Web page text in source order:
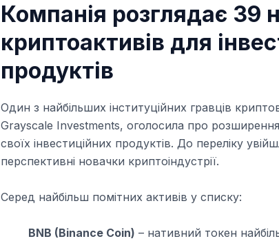
Компанія розглядає 39
криптоактивів для
продуктів
Один з найбільших інституційних гравців
Grayscale Investments, оголосила про
своїх інвестиційних продуктів. До переліку
перспективні новачки криптоіндустрії.
Серед найбільш помітних активів у списку:
BNB (Binance Coin) – нативний токен